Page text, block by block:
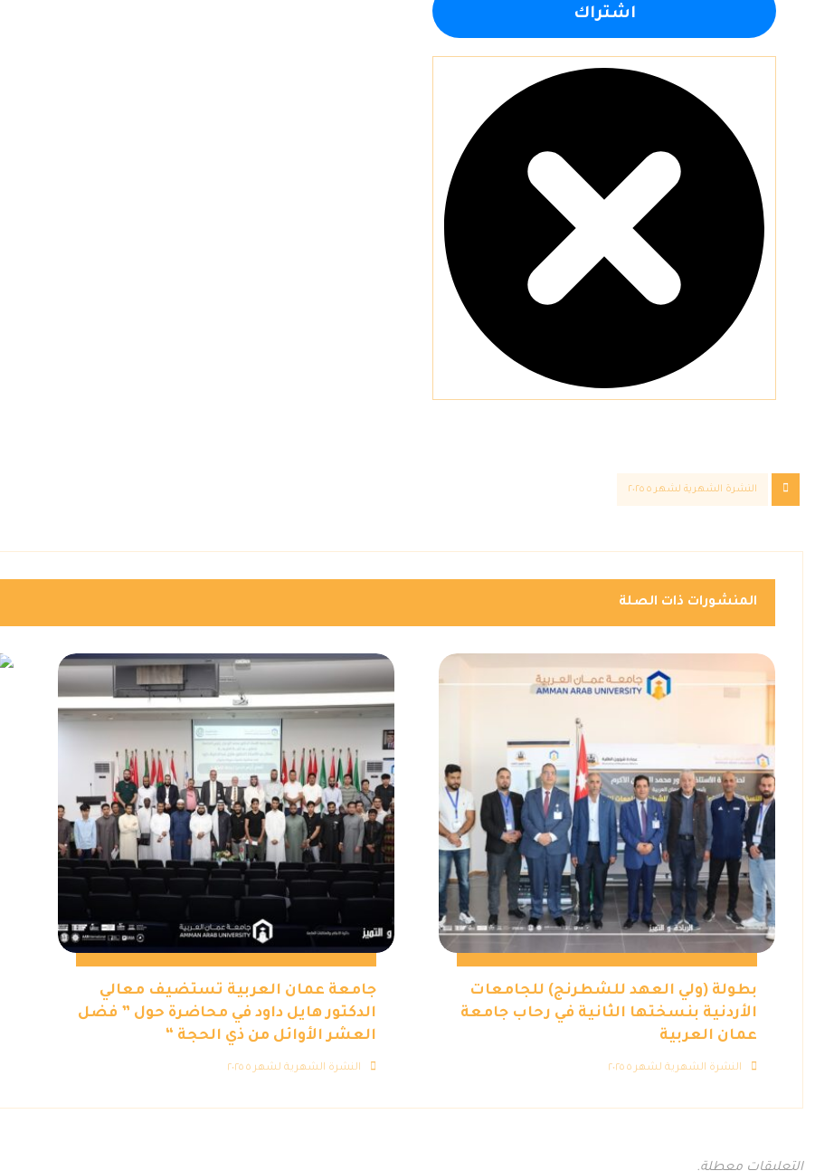
النشرة الشهرية لشهر ٥ ٢٠٢٥
المنشورات ذات الصلة
بطولة (ولي العهد للشطرنج) للجامعات
الأردنية بنسختها الثانية في رحاب جامعة
عمان العربية
النشرة الشهرية لشهر ٥ ٢٠٢٥
جامعة عمان العربية تستضيف معالي
الدكتور هايل داود في محاضرة حول ” فضل
العشر الأوائل من ذي الحجة “
النشرة الشهرية لشهر ٥ ٢٠٢٥